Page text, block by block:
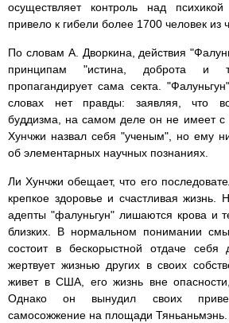
осуществляет контроль над
привело к гибели более 1700 человек из
По словам А. Дворкина, действия
принципам "истина, доброта и
пропагандирует сама секта.
словах нет правды: заявляя, что
буддизма, на самом деле он не имеет с
Хунчжи назвал себя "ученым", но ему
об элементарных научных познаниях.
Ли Хунчжи обещает, что его
крепкое здоровье и счастливая
адепты "фалуньгун" лишаются крова и
близких. В нормальном понимании
состоит в бескорыстной отдаче
жертвует жизнью других в своих
живет в США, его жизнь вне
Однако он вынудил своих
самосожжение на площади Тяньаньмэнь.